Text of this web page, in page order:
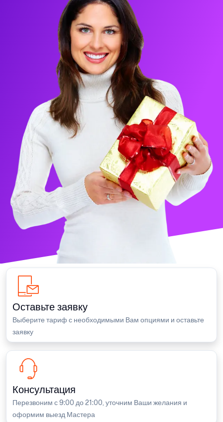
Оставьте заявку
Выберите тариф с необходимыми Вам опциями и оставьте
заявку
Консультация
Перезвоним с 9:00 до 21:00, уточним Ваши желания и
оформим выезд Мастера